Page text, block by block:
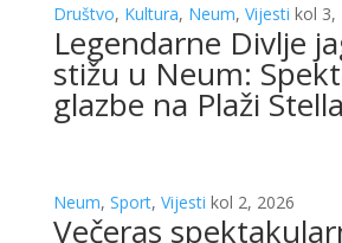
Društvo, Kultura, Neum, Vijesti kol 3,
Legendarne Divlje
stižu u Neum:
glazbe na Plaži Stella
Neum, Sport, Vijesti kol 2, 2026
Večeras